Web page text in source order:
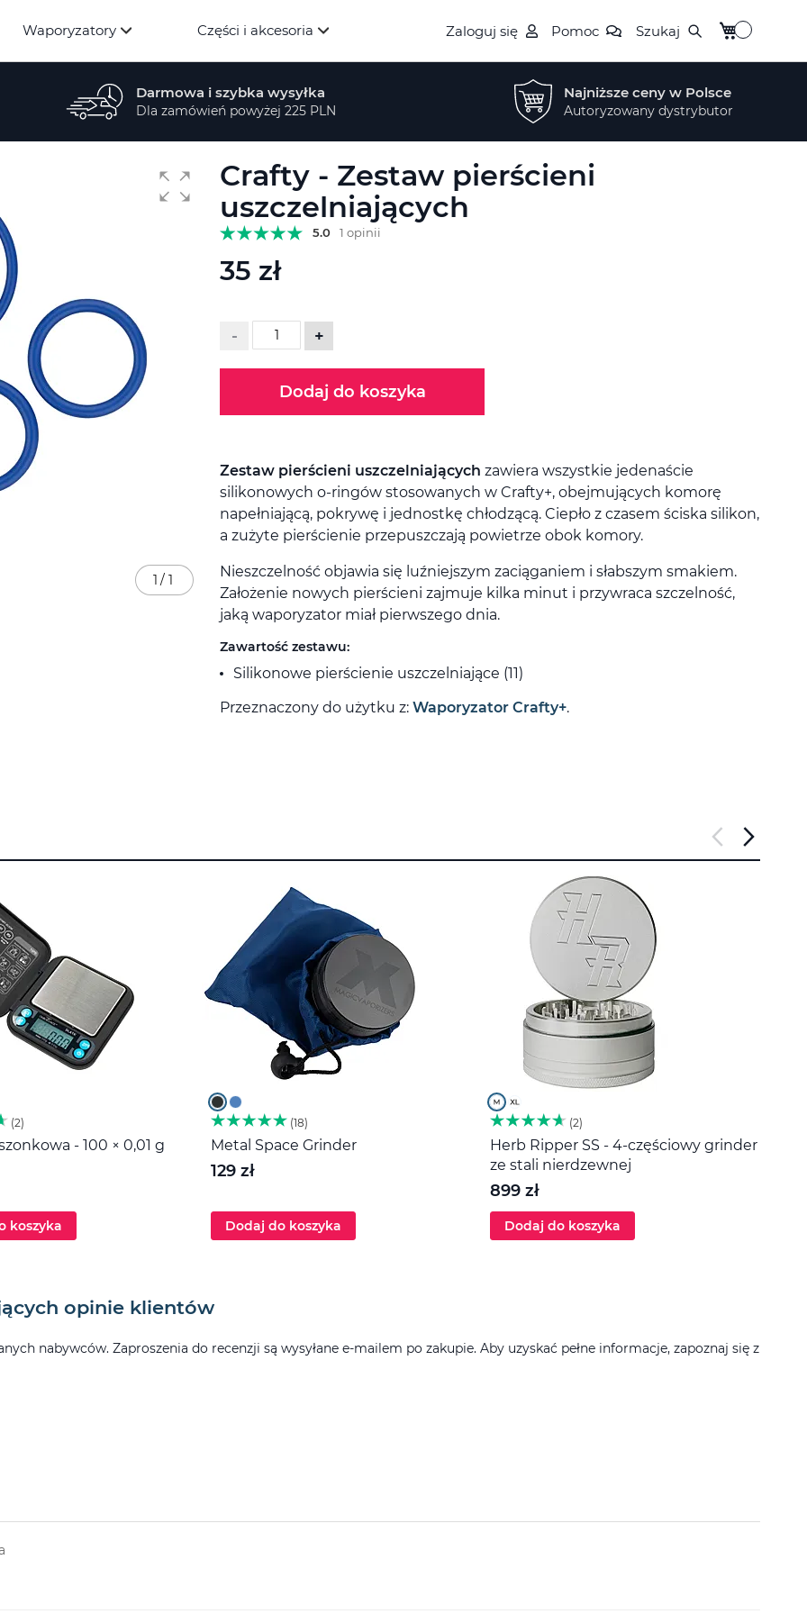
Waporyzatory Części i akcesoria Zaloguj się Pomoc Szukaj Mój koszyk
Darmowa i szybka wysyłka
Dla zamówień powyżej 225 PLN
Najniższe ceny w Polsce
Autoryzowany dystrybutor
Crafty - Zestaw pierścieni
uszczelniających
5.0 1 opinii
35 zł
- +
Dodaj do koszyka
Zestaw pierścieni uszczelniających zawiera wszystkie jedenaście
silikonowych o-ringów stosowanych w Crafty+, obejmujących komorę
napełniającą, pokrywę i jednostkę chłodzącą. Ciepło z czasem ściska silikon,
a zużyte pierścienie przepuszczają powietrze obok komory.
Nieszczelność objawia się luźniejszym zaciąganiem i słabszym smakiem.
Założenie nowych pierścieni zajmuje kilka minut i przywraca szczelność,
jaką waporyzator miał pierwszego dnia.
Zawartość zestawu:
Silikonowe pierścienie uszczelniające (11)
Przeznaczony do użytku z: Waporyzator Crafty+.
1 / 1
2
- 100 × 0,01 g
koszyka
18
Metal Space Grinder
129 zł
Dodaj do koszyka
2
Herb Ripper SS - 4-częściowy grinder
ze stali nierdzewnej
899 zł
Dodaj do koszyka
opinie klientów
nabywców. Zaproszenia do recenzji są wysyłane e-mailem po zakupie. Aby uzyskać pełne informacje, zapoznaj się z